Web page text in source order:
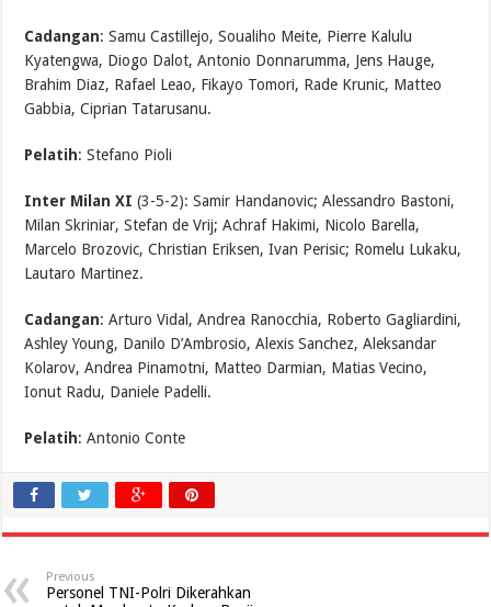
Cadangan: Samu Castillejo, Soualiho Meite, Pierre Kalulu
Kyatengwa, Diogo Dalot, Antonio Donnarumma, Jens Hauge,
Brahim Diaz, Rafael Leao, Fikayo Tomori, Rade Krunic, Matteo
Gabbia, Ciprian Tatarusanu.
Pelatih: Stefano Pioli
Inter Milan XI(3-5-2): Samir Handanovic; Alessandro Bastoni,
Milan Skriniar, Stefan de Vrij; Achraf Hakimi, Nicolo Barella,
Marcelo Brozovic, Christian Eriksen, Ivan Perisic; Romelu Lukaku,
Lautaro Martinez.
Cadangan: Arturo Vidal, Andrea Ranocchia, Roberto Gagliardini,
Ashley Young, Danilo D’Ambrosio, Alexis Sanchez, Aleksandar
Kolarov, Andrea Pinamotni, Matteo Darmian, Matias Vecino,
Ionut Radu, Daniele Padelli.
Pelatih: Antonio Conte
Previous
Personel TNI-Polri Dikerahkan